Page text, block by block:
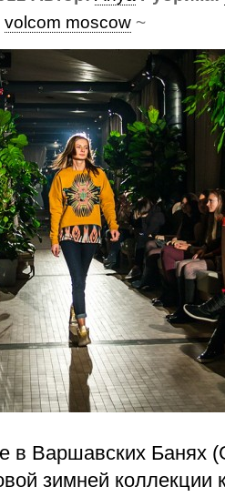
volcom moscow ~
в Варшавских Банях
зимней коллекции